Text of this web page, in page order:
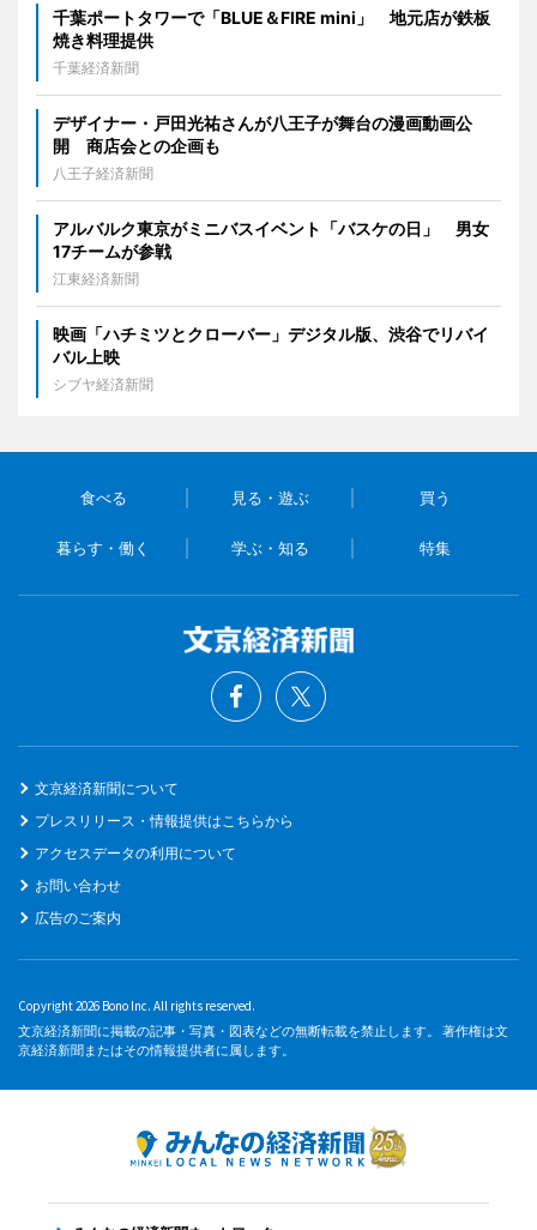
千葉ポートタワーで「BLUE＆FIRE mini」 地元店が鉄板
焼き料理提供
千葉経済新聞
デザイナー・戸田光祐さんが八王子が舞台の漫画動画公
開 商店会との企画も
八王子経済新聞
アルバルク東京がミニバスイベント「バスケの日」 男女
17チームが参戦
江東経済新聞
映画「ハチミツとクローバー」デジタル版、渋谷でリバイ
バル上映
シブヤ経済新聞
食べる 見る・遊ぶ 買う
暮らす・働く 学ぶ・知る 特集
文京経済新聞について
プレスリリース・情報提供はこちらから
アクセスデータの利用について
お問い合わせ
広告のご案内
Copyright 2026 Bono Inc. All rights reserved.
文京経済新聞に掲載の記事・写真・図表などの無断転載を禁止します。 著作権は文
京経済新聞またはその情報提供者に属します。